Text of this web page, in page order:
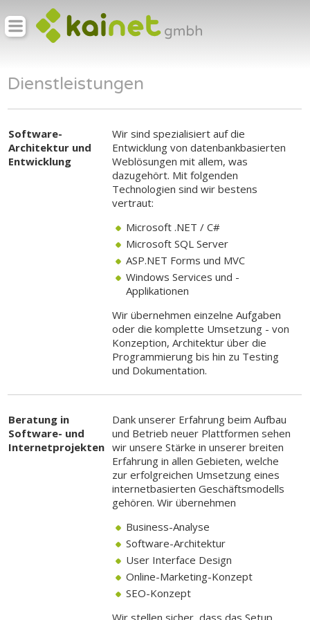
Dienstleistungen
Software-
Architektur und
Entwicklung
Wir sind spezialisiert auf die
Entwicklung von datenbankbasierten
Weblösungen mit allem, was
dazugehört. Mit folgenden
Technologien sind wir bestens
vertraut:
Microsoft .NET / C#
Microsoft SQL Server
ASP.NET Forms und MVC
Windows Services und -
Applikationen
Wir übernehmen einzelne Aufgaben
oder die komplette Umsetzung - von
Konzeption, Architektur über die
Programmierung bis hin zu Testing
und Dokumentation.
Beratung in
Software- und
Internetprojekten
Dank unserer Erfahrung beim Aufbau
und Betrieb neuer Plattformen sehen
wir unsere Stärke in unserer breiten
Erfahrung in allen Gebieten, welche
zur erfolgreichen Umsetzung eines
internetbasierten Geschäftsmodells
gehören. Wir übernehmen
Business-Analyse
Software-Architektur
User Interface Design
Online-Marketing-Konzept
SEO-Konzept
Wir stellen sicher, dass das Setup